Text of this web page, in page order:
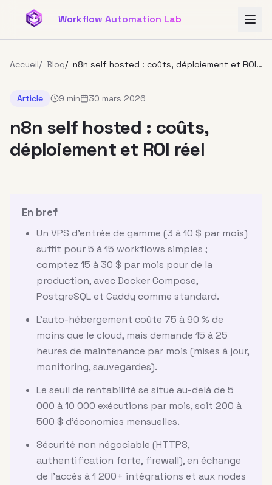
Aller au contenu principal
Workflow Automation Lab
Accueil/ Blog/ n8n self hosted : coûts, déploiement et ROI
Article
9 min 30 mars 2026
n8n self hosted : coûts,
déploiement et ROI réel
En bref
Un VPS d'entrée de gamme (3 à 10 $ par mois)
suffit pour 5 à 15 workflows simples ;
comptez 15 à 30 $ par mois pour de la
production, avec Docker Compose,
PostgreSQL et Caddy comme standard.
L'auto-hébergement coûte 75 à 90 % de
moins que le cloud, mais demande 15 à 25
heures de maintenance par mois (mises à jour,
monitoring, sauvegardes).
Le seuil de rentabilité se situe au-delà de 5
000 à 10 000 exécutions par mois, soit 200 à
500 $ d'économies mensuelles.
Sécurité non négociable (HTTPS,
authentification forte, firewall), en échange
de l'accès à 1 200+ intégrations et aux nodes